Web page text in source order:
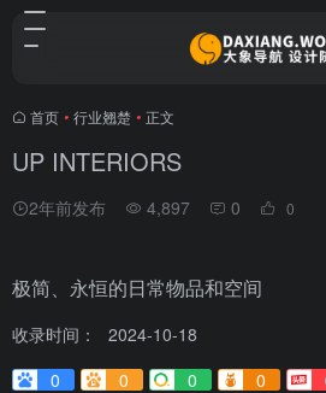
首页 • 行业翘楚 • 正文
UP INTERIORS
2年前发布 4,897 0 0
极简、永恒的日常物品和空间
收录时间：
2024-10-18
0
0 0 0